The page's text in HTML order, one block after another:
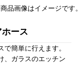
品画像はイメージです。
ース
簡単に行えます。
、ガラスのエッチン